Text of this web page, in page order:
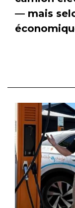
— mais